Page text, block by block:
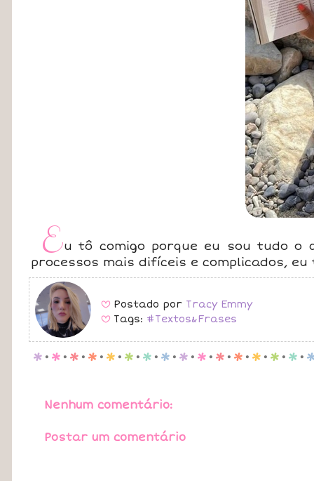
Eu tô comigo porque eu sou tudo
processos mais difíceis e complicados,
B Postado por Tracy Emmy
B Tags: #Textos&Frases
p . p . p . p . p . p . p . p . p . p . p . p . p . p . p .
Nenhum comentário:
Postar um comentário